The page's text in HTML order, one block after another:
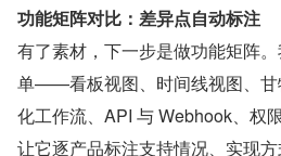
功能矩阵对比：差异点自动标注
有了素材，下一步是做功能矩阵
单——看板视图、时间线视图、甘
化工作流、API 与 Webhook、
让它逐产品标注支持情况、实现方